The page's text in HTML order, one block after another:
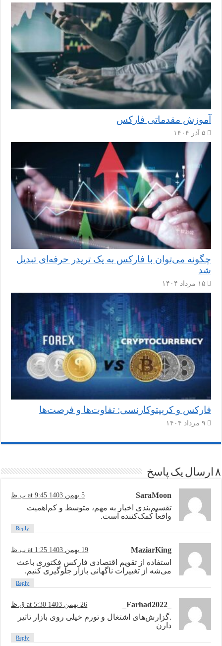
آموزش مقدماتی فارکس
۵ آذر ۱۴۰۴
چگونه می‌توان با فارکس به یک تریدر حرفه‌ای تبدیل
شد
۱۵ مرداد ۱۴۰۴
فارکس و کریپتوکارنسی: تفاوت‌ها و فرصت‌ها
۹ مرداد ۱۴۰۴
۸ ارسال یک پاسخ
SaraMoon 5 بهمن 1403 at 9:45 ب.ظ
تقسیم‌بندی اخبار به مهم، متوسط و کم‌اهمیت
واقعاً کمک‌کننده است.
Reply
MaziarKing 19 بهمن 1403 at 1:25 ب.ظ
استفاده از تقویم اقتصادی فارکس فکتوری باعث
می‌شه از تغییرات ناگهانی بازار جلوگیری کنیم.
Reply
_Farhad2022_ 26 بهمن 1403 at 5:30 ق.ظ
.گزارش‌های اشتغال و تورم خیلی روی بازار تاثیر
دارن
Reply